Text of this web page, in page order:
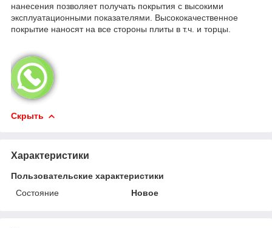
нанесения позволяет получать покрытия с высокими
эксплуатационными показателями. Высококачественное
покрытие наносят на все стороны плиты в т.ч. и торцы.
Скрыть
Характеристики
Пользовательские характеристики
Состояние
Новое